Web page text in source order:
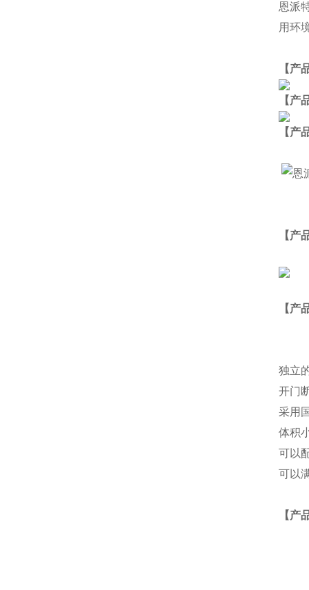
恩派
用环
【产
【产
【产
【产
【产
独立
开门
采用
体积
可以
可以
【产